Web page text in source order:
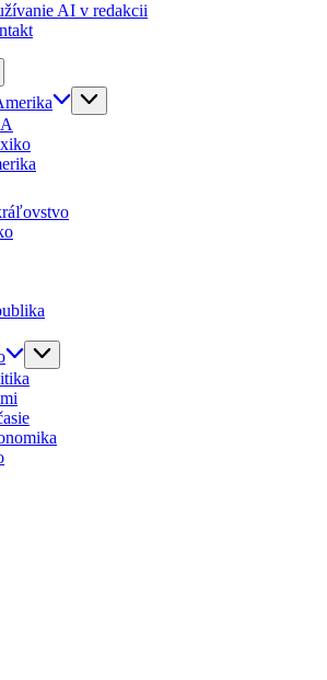
AI v redakcii